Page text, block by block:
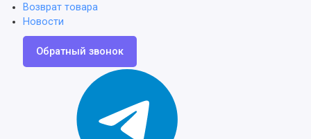
Возврат товара
Новости
Обратный звонок